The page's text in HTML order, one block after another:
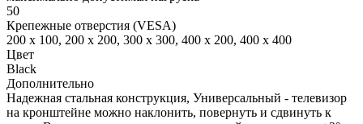
50
Крепежные отверстия (VESA)
200 x 100, 200 x 200, 300 x 300, 400 x 200, 400 x 400
Цвет
Black
Дополнительно
Надежная стальная конструкция, Универсальный - телевизор
на кронштейне можно наклонить, повернуть и сдвинуть к